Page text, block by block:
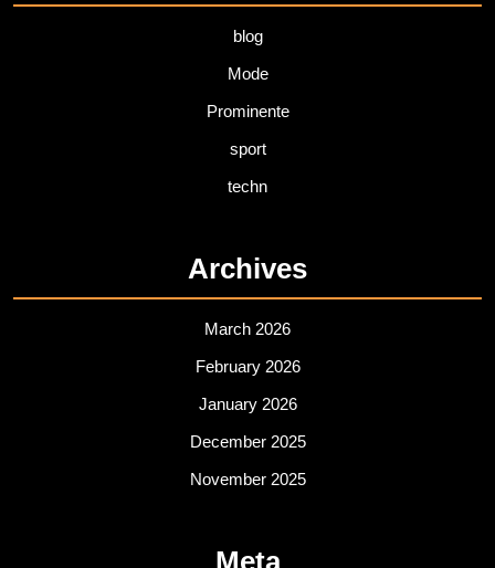
blog
Mode
Prominente
sport
techn
Archives
March 2026
February 2026
January 2026
December 2025
November 2025
Meta